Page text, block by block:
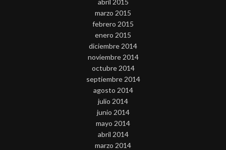
abril 2015
marzo 2015
febrero 2015
enero 2015
diciembre 2014
noviembre 2014
octubre 2014
septiembre 2014
agosto 2014
julio 2014
junio 2014
mayo 2014
abril 2014
marzo 2014